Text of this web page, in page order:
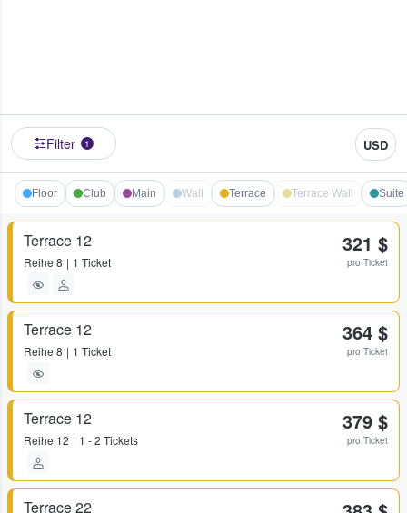
Filter 1 USD
Floor Club Main Wall Terrace Terrace Wall Suite
Terrace 12
Reihe 8 1 Ticket
321 $
pro Ticket
Terrace 12
Reihe 8 1 Ticket
364 $
pro Ticket
Terrace 12
Reihe 12 1 - 2 Tickets
379 $
pro Ticket
Terrace 22